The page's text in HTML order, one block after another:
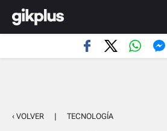
‹ VOLVER | TECNOLOGÍA